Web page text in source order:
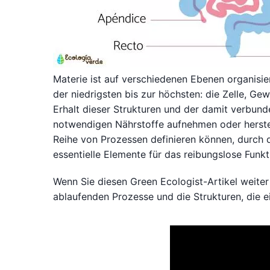
Materie ist auf verschiedenen Ebenen
der niedrigsten bis zur höchsten: die Zelle,
Erhalt dieser Strukturen und der damit
notwendigen Nährstoffe aufnehmen oder
Reihe von Prozessen definieren können,
essentielle Elemente für das reibungslose
Wenn Sie diesen Green Ecologist-Artikel
ablaufenden Prozesse und die Strukturen, die